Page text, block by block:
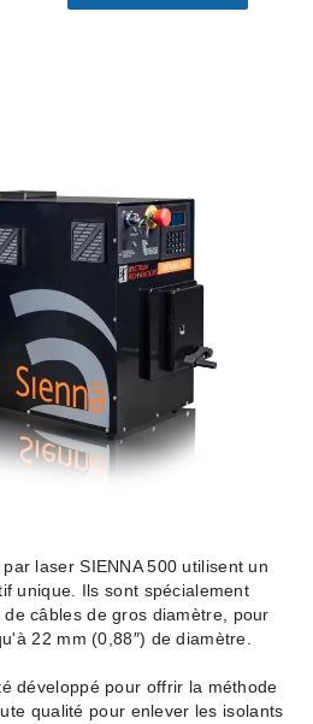
laser SIENNA 500 utilisent un
unique. Ils sont spécialement
câbles de gros diamètre, pour
22 mm (0,88″) de diamètre.
développé pour offrir la méthode
qualité pour enlever les isolants